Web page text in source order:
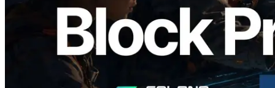
Leer este artículo